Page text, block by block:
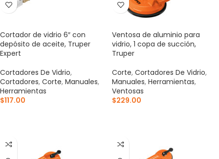
Cortador de vidrio 6″ con
depósito de aceite, Truper
Expert
Cortadores De Vidrio,
Cortadores, Corte, Manuales,
Herramientas
$117.00
Ventosa de aluminio para
vidrio, 1 copa de succión,
Truper
Corte, Cortadores De Vidrio,
Manuales, Herramientas,
Ventosas
$229.00